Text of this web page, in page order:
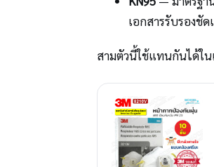
เอกสารรับรองชัด
สามตัวนี้ใช้แทนกันได้ใน